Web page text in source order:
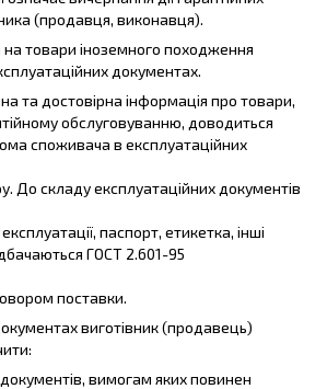
(продавця, виконавця).
на товари іноземного походження
документах.
та достовірна інформація про товари,
обслуговуванню, доводиться
споживача в експлуатаційних
До складу експлуатаційних документів
паспорт, етикетка, інші
ГОСТ 2.601-95
поставки.
виготівник (продавець)
вимогам яких повинен